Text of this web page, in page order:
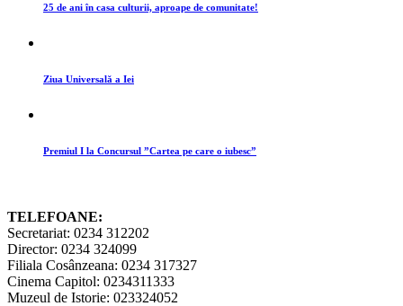
25 de ani în casa culturii, aproape de comunitate!
Ziua Universală a Iei
Premiul I la Concursul ”Cartea pe care o iubesc”
TELEFOANE:
Secretariat: 0234 312202
Director: 0234 324099
Filiala Cosânzeana: 0234 317327
Cinema Capitol: 0234311333
Muzeul de Istorie: 023324052